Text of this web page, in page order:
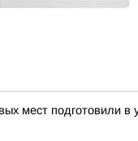
мест подготовили в